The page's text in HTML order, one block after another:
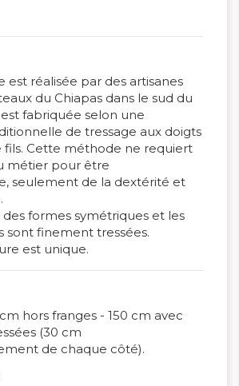
est réalisée par des artisanes
du Chiapas dans le sud du
fabriquée selon une
de tressage aux doigts
fils. Cette méthode ne requiert
métier pour être
seulement de la dextérité et
formes symétriques et les
sont finement tressées.
est unique.
hors franges - 150 cm avec
(30 cm
de chaque côté).